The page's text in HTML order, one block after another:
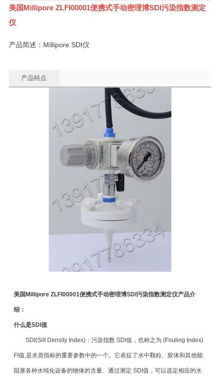
美国Millipore ZLFI00001便携式手动密理博SDI污染指数测定
仪
产品简述：Millipore SDI仪
产品特点
美国Millipore ZLFI00001便携式手动密理博SDI污染指数测定仪产品介
绍：
什么是SDI值
SDI(Silt Density Index)：污染指数 SDI值，也称之为 (Fouling Index)
FI值,是水质指标的重要参数中的一个。它表征了水中颗粒、胶体和其他能
阻塞各种水纯化设备的物体的含量。通过测定 SDI值，可以选定相应的水